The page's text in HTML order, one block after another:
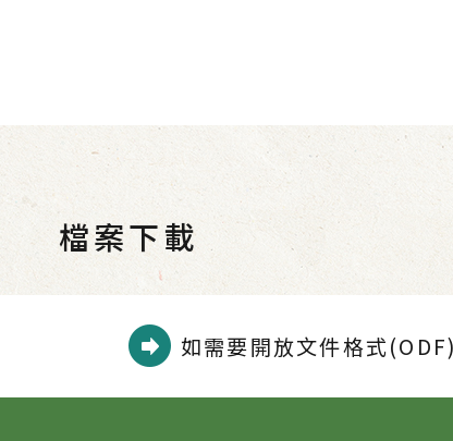
檔案下載
如需要開放文件格式